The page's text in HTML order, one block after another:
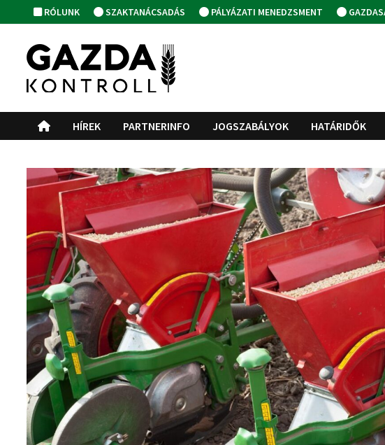
to
content
RÓLUNK SZAKTANÁCSADÁS PÁLYÁZATI MENEDZSMENT
HÍREK PARTNERINFO JOGSZABÁLYOK HATÁRIDŐK